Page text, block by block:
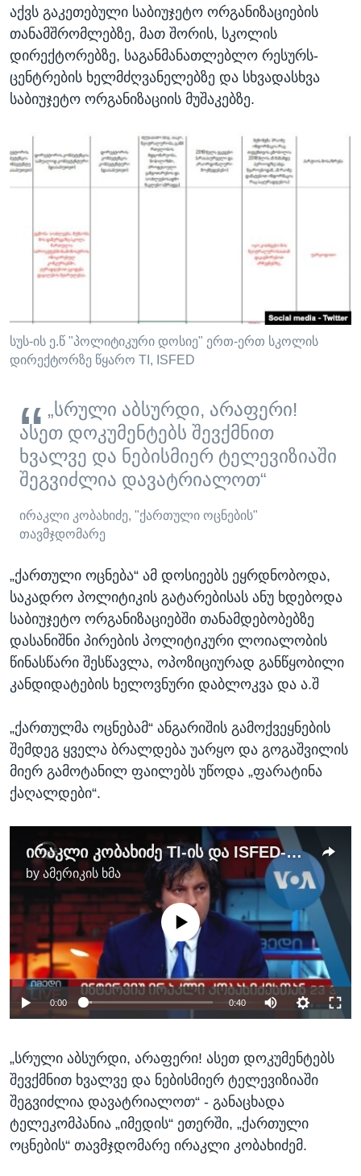
აქვს გაკეთებული საბიუჯეტო ორგანიზაციების
თანამშრომლებზე, მათ შორის, სკოლის
დირექტორებზე, საგანმანათლებლო რესურს-
ცენტრების ხელმძღვანელებზე და სხვადასხვა
საბიუჯეტო ორგანიზაციის მუშაკებზე.
სუს-ის ე.წ "პოლიტიკური დოსიე" ერთ-ერთ სკოლის
დირექტორზე წყარო TI, ISFED
„სრული აბსურდი, არაფერი!
ასეთ დოკუმენტებს შევქმნით
ხვალვე და ნებისმიერ ტელევიზიაში
შეგვიძლია დავატრიალოთ“
ირაკლი კობახიძე, "ქართული ოცნების"
თავმჯდომარე
„ქართული ოცნება“ ამ დოსიეებს ეყრდნობოდა,
საკადრო პოლიტიკის გატარებისას ანუ ხდებოდა
საბიუჯეტო ორგანიზაციებში თანამდებობებზე
დასანიშნი პირების პოლიტიკური ლოიალობის
წინასწარი შესწავლა, ოპოზიციურად განწყობილი
კანდიდატების ხელოვნური დაბლოკვა და ა.შ
„ქართულმა ოცნებამ“ ანგარიშის გამოქვეყნების
შემდეგ ყველა ბრალდება უარყო და გოგაშვილის
მიერ გამოტანილ ფაილებს უწოდა „ფარატინა
ქაღალდები“.
ირაკლი კობახიძე TI-ის და ISFED-ის ანგარიშის შესახებ
by ამერიკის ხმა
No media source currently available
0:00 0:40
„სრული აბსურდი, არაფერი! ასეთ დოკუმენტებს
შევქმნით ხვალვე და ნებისმიერ ტელევიზიაში
შეგვიძლია დავატრიალოთ“ - განაცხადა
ტელეკომპანია „იმედის“ ეთერში, „ქართული
ოცნების“ თავმჯდომარე ირაკლი კობახიძემ.